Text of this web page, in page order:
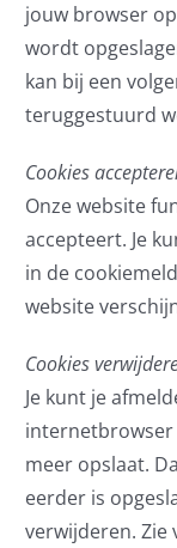
jouw browser
wordt
kan bij een
teruggestuurd
Cookies
Onze website
accepteert. Je
in de
website
Cookies
Je kunt je
internetbrowser
meer opslaat.
eerder is
verwijderen. Zie